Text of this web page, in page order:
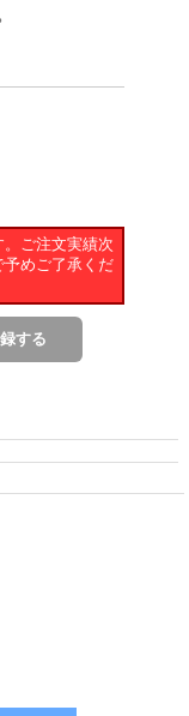
ご注文実績次
予めご了承くだ